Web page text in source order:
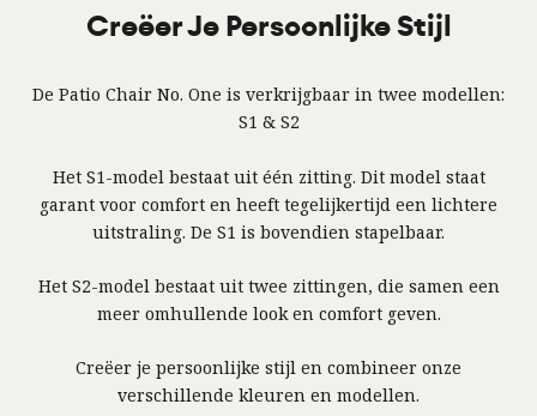
Creëer Je Persoonlijke Stijl
De Patio Chair No. One is verkrijgbaar in twee modellen:
S1 & S2
Het S1-model bestaat uit één zitting. Dit model staat
garant voor comfort en heeft tegelijkertijd een lichtere
uitstraling. De S1 is bovendien stapelbaar.
Het S2-model bestaat uit twee zittingen, die samen een
meer omhullende look en comfort geven.
Creëer je persoonlijke stijl en combineer onze
verschillende kleuren en modellen.